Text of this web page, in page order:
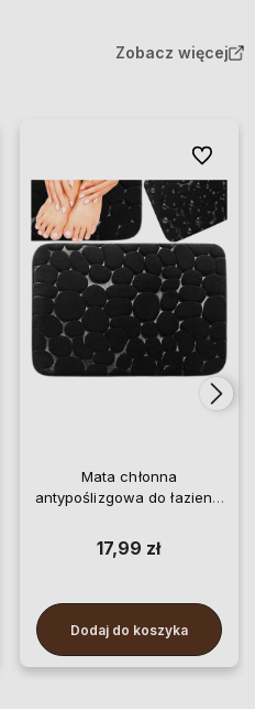
Zobacz więcej
Mata chłonna
antypoślizgowa do łazienki
17,99 zł
Dodaj do koszyka
Do